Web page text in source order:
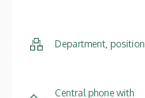
Department, position
Central phone with